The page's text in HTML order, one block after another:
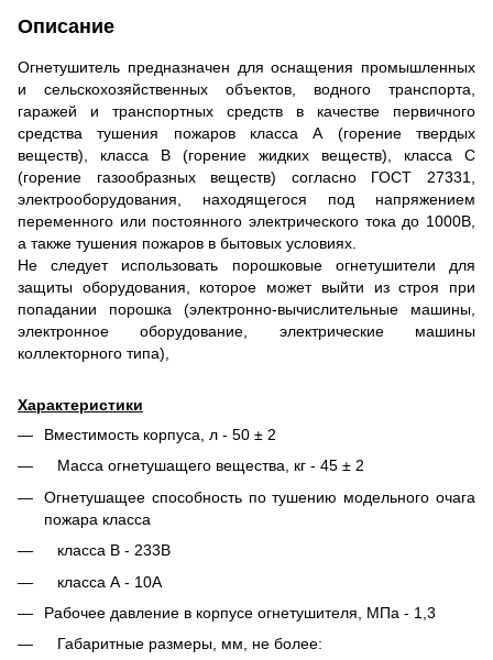
Описание
Огнетушитель предназначен для оснащения промышленных
и сельскохозяйственных объектов, водного транспорта,
гаражей и транспортных средств в качестве первичного
средства тушения пожаров класса А (горение твердых
веществ), класса В (горение жидких веществ), класса С
(горение газообразных веществ) согласно ГОСТ 27331,
электрооборудования, находящегося под напряжением
переменного или постоянного электрического тока до 1000В,
а также тушения пожаров в бытовых условиях.
Не следует использовать порошковые огнетушители для
защиты оборудования, которое может выйти из строя при
попадании порошка (электронно-вычислительные машины,
электронное оборудование, электрические машины
коллекторного типа),
Характеристики
Вместимость корпуса, л - 50 ± 2
Масса огнетушащего вещества, кг - 45 ± 2
Огнетушащее способность по тушению модельного очага
пожара класса
класса В - 233В
класса А - 10А
Рабочее давление в корпусе огнетушителя, МПа - 1,3
Габаритные размеры, мм, не более: